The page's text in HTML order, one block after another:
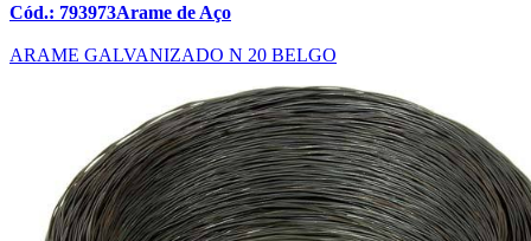
Cód.: 793973Arame de Aço
ARAME GALVANIZADO N 20 BELGO